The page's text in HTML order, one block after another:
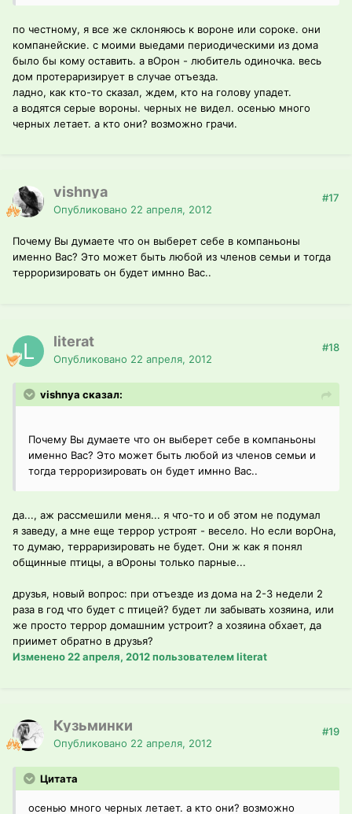
по честному, я все же склоняюсь к вороне или сороке. они
компанейские. с моими выедами периодическими из дома
было бы кому оставить. а вОрон - любитель одиночка. весь
дом протераризирует в случае отъезда.
ладно, как кто-то сказал, ждем, кто на голову упадет.
а водятся серые вороны. черных не видел. осенью много
черных летает. а кто они? возможно грачи.
vishnya
Опубликовано 22 апреля, 2012
#17
Почему Вы думаете что он выберет себе в компаньоны
именно Вас? Это может быть любой из членов семьи и тогда
терроризировать он будет имнно Вас..
literat
Опубликовано 22 апреля, 2012
#18
vishnya сказал:
Почему Вы думаете что он выберет себе в компаньоны
именно Вас? Это может быть любой из членов семьи и
тогда терроризировать он будет имнно Вас..
да..., аж рассмешили меня... я что-то и об этом не подумал
я заведу, а мне еще террор устроят - весело. Но если ворОна,
то думаю, терраризировать не будет. Они ж как я понял
общинные птицы, а вОроны только парные...
друзья, новый вопрос: при отъезде из дома на 2-3 недели 2
раза в год что будет с птицей? будет ли забывать хозяина, или
же просто террор домашним устроит? а хозяина обхает, да
приимет обратно в друзья?
Изменено22 апреля, 2012пользователем literat
Кузьминки
Опубликовано 22 апреля, 2012
#19
Цитата
осенью много черных летает. а кто они? возможно